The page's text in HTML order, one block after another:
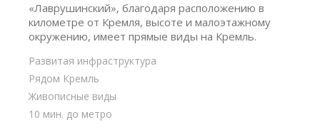
«Лаврушинский», благодаря расположению в
километре от Кремля, высоте и малоэтажному
окружению, имеет прямые виды на Кремль.
Развитая инфраструктура
Рядом Кремль
Живописные виды
10 мин. до метро